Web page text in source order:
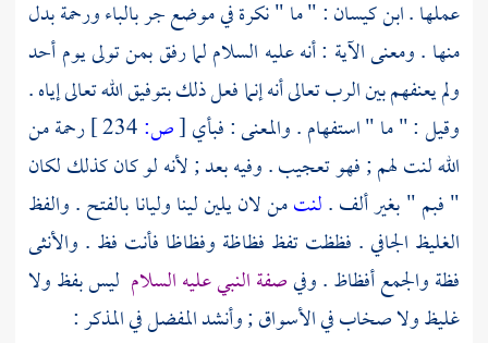
عملها .ابن كيسان: " ما " نكرة في موضع جر بالباء ورحمة بدل
منها . ومعنى الآية : أنه عليه السلام لما رفق بمن تولى يومأحد
ولم يعنفهم بين الرب تعالى أنه إنما فعل ذلك بتوفيق الله تعالى إياه .
وقيل : " ما " استفهام . والمعنى : فبأي[ص:
رحمة من
الله لنت لهم ; فهو تعجيب . وفيه بعد ; لأنه لو كان كذلك لكان
" فبم " بغير ألف .لنتمن لان يلين لينا وليانا بالفتح . والفظ
الغليظ الجافي . فظظت تفظ فظاظة وفظاظا فأنت فظ . والأنثى
فظة والجمع أفظاظ . وفيصفة النبي عليه السلام ليس بفظ ولا
غليظ ولا صخاب في الأسواق ; وأنشدالمفضلفي المذكر :